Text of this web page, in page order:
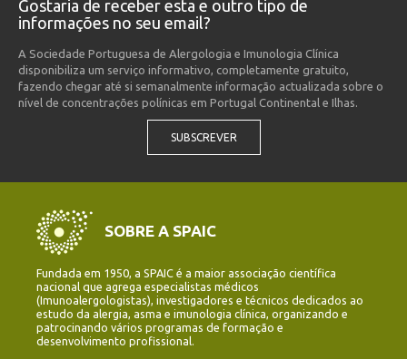
Gostaria de receber esta e outro tipo de
informações no seu email?
A Sociedade Portuguesa de Alergologia e Imunologia Clínica
disponibiliza um serviço informativo, completamente gratuito,
fazendo chegar até si semanalmente informação actualizada sobre o
nível de concentrações polínicas em Portugal Continental e Ilhas.
SUBSCREVER
SOBRE A SPAIC
Fundada em 1950, a SPAIC é a maior associação científica
nacional que agrega especialistas médicos
(Imunoalergologistas), investigadores e técnicos dedicados ao
estudo da alergia, asma e imunologia clínica, organizando e
patrocinando vários programas de formação e
desenvolvimento profissional.